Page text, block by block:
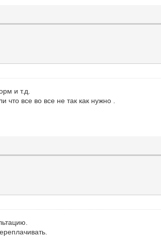
и т.д.
все во все не так как нужно .